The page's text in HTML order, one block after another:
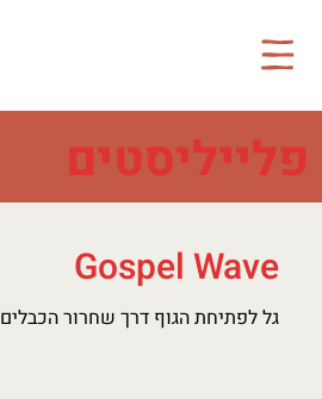
פלייליסטים
Gospel Wave
גל לפתיחת הגוף דרך שחרור הכבלים